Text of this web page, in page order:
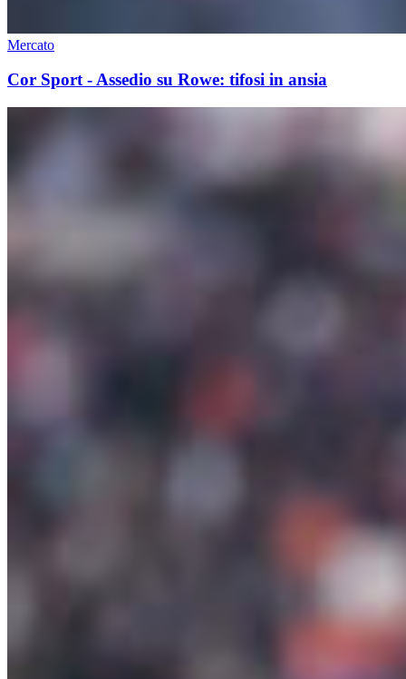
Mercato
Cor Sport - Assedio su Rowe: tifosi in ansia